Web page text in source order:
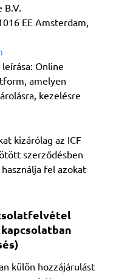
B.V.
EE Amsterdam,
Online
amelyen
kezelésre
kizárólag az ICF
szerződésben
fel azokat
külön hozzájárulást